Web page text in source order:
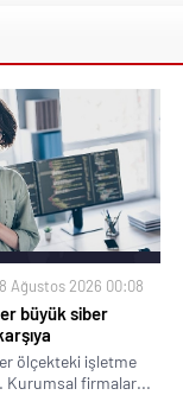
8 Ağustos 2026 00:08
büyük siber
ölçekteki işletme
Kurumsal firmalar...